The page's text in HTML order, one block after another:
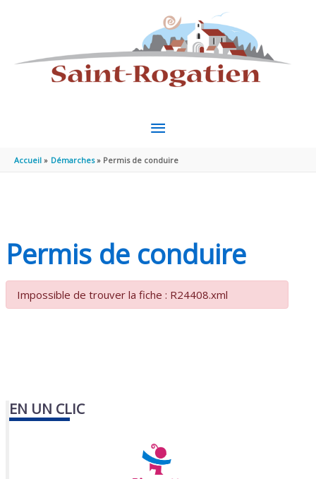
MENU
PRINCIPAL
Accueil Démarches Permis de conduire
Permis de conduire
Impossible de trouver la fiche : R24408.xml
EN UN CLIC